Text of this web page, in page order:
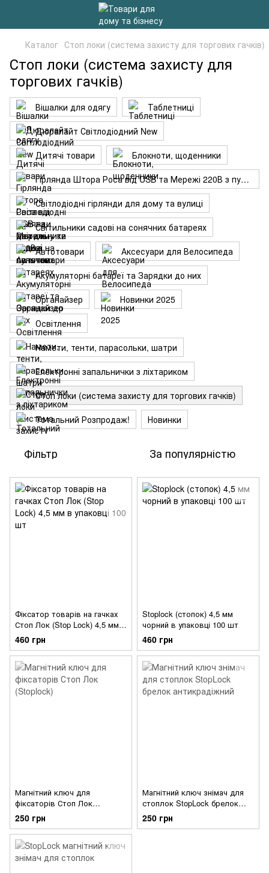
Каталог Стоп локи (система захисту для торгових гачків)
Стоп локи (система захисту для
торгових гачків)
Вішалки для одягу
Таблетниці
Дюралайт Світлодіодний New
Дитячі товари
Блокноти, щоденники
Гірлянда Штора Роса від USB та Мережі 220В з пультом
Світлодіодні гірлянди для дому та вулиці
Світильники садові на сонячних батареях
Автотовари
Аксесуари для Велосипеда
Акумуляторні батареї та Зарядки до них
Органайзер
Новинки 2025
Освітлення
Намети, тенти, парасольки, шатри
Електронні запальнички з ліхтариком
Стоп локи (система захисту для торгових гачків)
Тотальний Розпродаж!
Новинки
Фільтр За популярністю
Фіксатор товарів на гачках
Стоп Лок (Stop Lock) 4,5 мм в
упаковці 100 шт
460 грн
Stoplock (стопок) 4,5 мм
чорний в упаковці 100 шт
460 грн
Магнітний ключ для
фіксаторів Стоп Лок
(Stoplock)
250 грн
Магнітний ключ знімач для
стоплок StopLock брелок
антикрадіжний
250 грн